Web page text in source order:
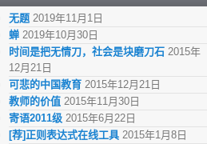
无题 2019年11月1日
蝉 2019年10月30日
时间是把无情刀，社会是块磨刀石 2015年
12月21日
可悲的中国教育 2015年12月21日
教师的价值 2015年11月30日
寄语2011级 2015年6月22日
[荐]正则表达式在线工具 2015年1月8日